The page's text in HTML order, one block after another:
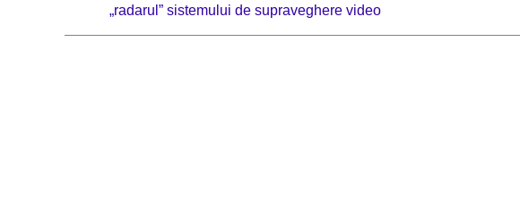
„radarul” sistemului de supraveghere video